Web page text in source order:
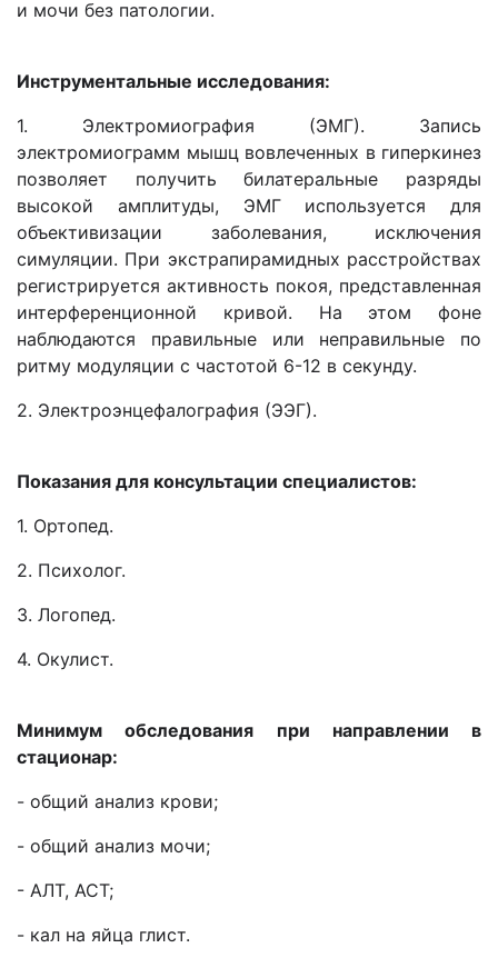
и мочи без патологии.
Инструментальные исследования:
1. Электромиография (ЭМГ). Запись
электромиограмм мышц вовлеченных в гиперкинез
позволяет получить билатеральные разряды
высокой амплитуды, ЭМГ используется для
объективизации заболевания, исключения
симуляции. При экстрапирамидных расстройствах
регистрируется активность покоя, представленная
интерференционной кривой. На этом фоне
наблюдаются правильные или неправильные по
ритму модуляции с частотой 6-12 в секунду.
2. Электроэнцефалография (ЭЭГ).
Показания для консультации специалистов:
1. Ортопед.
2. Психолог.
3. Логопед.
4. Окулист.
Минимум обследования при направлении в
стационар:
- общий анализ крови;
- общий анализ мочи;
- АЛТ, АСТ;
- кал на яйца глист.